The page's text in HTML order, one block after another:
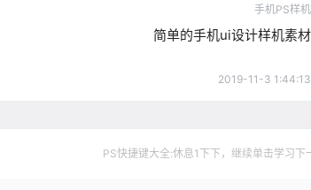
手机PS样机
简单的手机ui设计样机素材
2019-11-3 1:44:13
PS快捷键大全:休息1下下，继续单击学习下